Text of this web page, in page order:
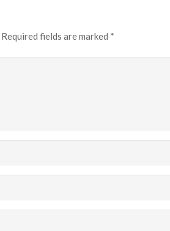
Required fields are marked *